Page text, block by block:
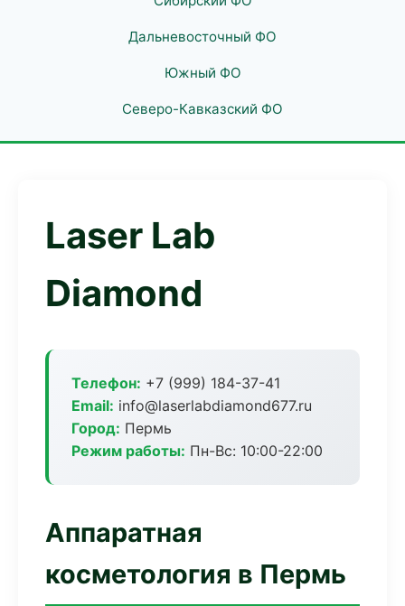
Дальневосточный ФО
Южный ФО
Северо-Кавказский ФО
Laser Lab
Diamond
Телефон: +7 (999) 184-37-41
Email: info@laserlabdiamond677.ru
Город: Пермь
Режим работы: Пн-Вс: 10:00-22:00
Аппаратная
косметология в Пермь